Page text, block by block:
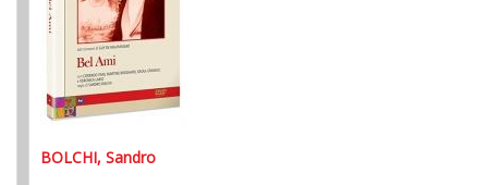
BOLCHI, Sandro